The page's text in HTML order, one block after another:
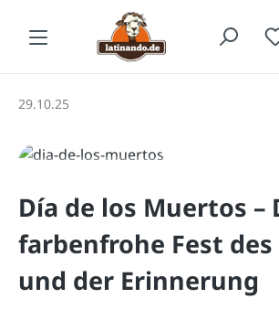
Zum Hauptinhalt springen
29.10.25
Día de los Muertos –
farbenfrohe Fest des
und der Erinnerung